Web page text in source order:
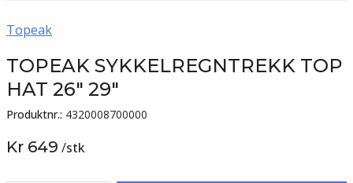
Topeak
TOPEAK SYKKELREGNTREKK TOP
HAT 26" 29"
Produktnr.: 4320008700000
Kr 649 /stk